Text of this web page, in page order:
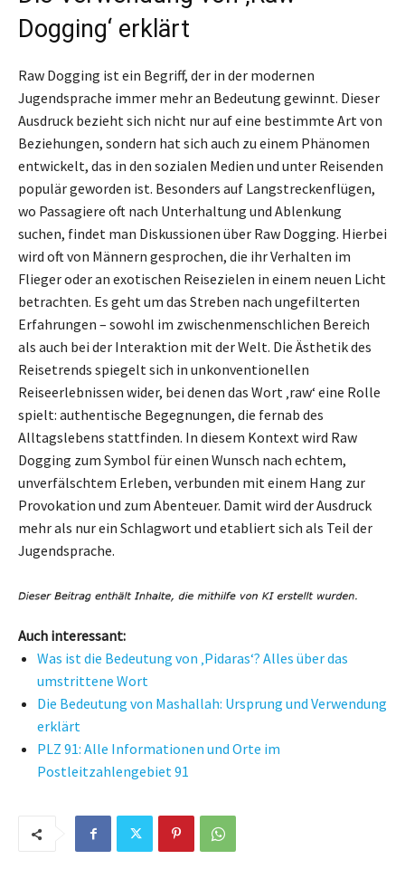
Dogging‘ erklärt
Raw Dogging ist ein Begriff, der in der modernen
Jugendsprache immer mehr an Bedeutung gewinnt. Dieser
Ausdruck bezieht sich nicht nur auf eine bestimmte Art von
Beziehungen, sondern hat sich auch zu einem Phänomen
entwickelt, das in den sozialen Medien und unter Reisenden
populär geworden ist. Besonders auf Langstreckenflügen,
wo Passagiere oft nach Unterhaltung und Ablenkung
suchen, findet man Diskussionen über Raw Dogging. Hierbei
wird oft von Männern gesprochen, die ihr Verhalten im
Flieger oder an exotischen Reisezielen in einem neuen Licht
betrachten. Es geht um das Streben nach ungefilterten
Erfahrungen – sowohl im zwischenmenschlichen Bereich
als auch bei der Interaktion mit der Welt. Die Ästhetik des
Reisetrends spiegelt sich in unkonventionellen
Reiseerlebnissen wider, bei denen das Wort ‚raw‘ eine Rolle
spielt: authentische Begegnungen, die fernab des
Alltagslebens stattfinden. In diesem Kontext wird Raw
Dogging zum Symbol für einen Wunsch nach echtem,
unverfälschtem Erleben, verbunden mit einem Hang zur
Provokation und zum Abenteuer. Damit wird der Ausdruck
mehr als nur ein Schlagwort und etabliert sich als Teil der
Jugendsprache.
Auch interessant:
Was ist die Bedeutung von ‚Pidaras‘? Alles über das
umstrittene Wort
Die Bedeutung von Mashallah: Ursprung und Verwendung
erklärt
PLZ 91: Alle Informationen und Orte im
Postleitzahlengebiet 91